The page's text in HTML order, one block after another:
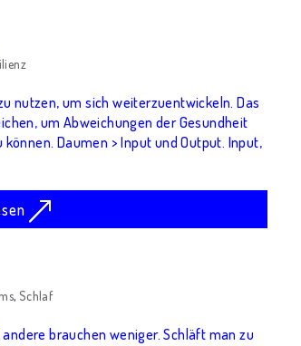
nutzen, um sich weiterzuentwickeln. Das
um Abweichungen der Gesundheit
Daumen > Input und Output. Input,
, Schlaf
brauchen weniger. Schläft man zu